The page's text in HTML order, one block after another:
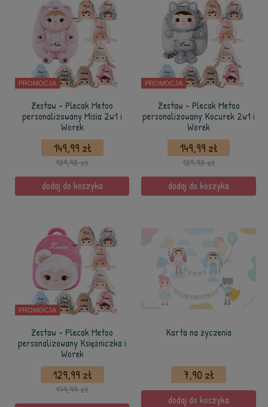
PROMOCJA
Zestaw - Plecak Metoo
personalizowany Misia 2w1 i
Worek
149,99 zł
189,98 zł
dodaj do koszyka
PROMOCJA
Zestaw - Plecak Metoo
personalizowany Kocurek 2w1 i
Worek
149,99 zł
189,98 zł
dodaj do koszyka
PROMOCJA
Zestaw - Plecak Metoo
personalizowany Księżniczka i
Worek
129,99 zł
179,99 zł
Karta na życzenia
7,90 zł
dodaj do koszyka